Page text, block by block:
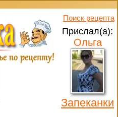
Поиск рецепта
Прислал(а):
Ольга
Запеканки